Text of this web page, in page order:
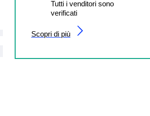
Tutti i venditori sono
verificati
Scopri di più